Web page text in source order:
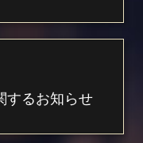
するお知らせ